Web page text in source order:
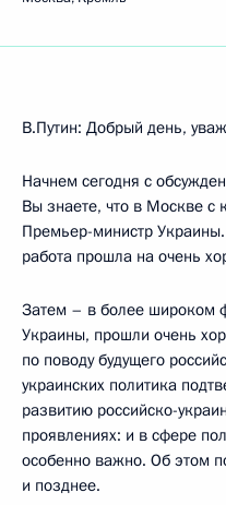
В.Путин: Добрый день,
Начнем сегодня с
Вы знаете, что в Москве с
Премьер-министр
работа прошла на очень
Затем – в более широком
Украины, прошли очень
по поводу будущего
украинских политика
развитию российско-
проявлениях: и в сфере
особенно важно. Об этом
и позднее.